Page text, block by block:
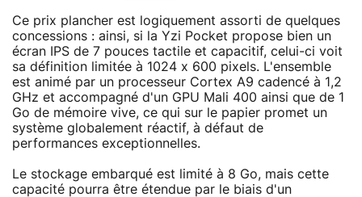
Ce prix plancher est logiquement assorti de quelques
concessions : ainsi, si la Yzi Pocket propose bien un
écran IPS de 7 pouces tactile et capacitif, celui-ci voit
sa définition limitée à 1024 x 600 pixels. L'ensemble
est animé par un processeur Cortex A9 cadencé à 1,2
GHz et accompagné d'un GPU Mali 400 ainsi que de 1
Go de mémoire vive, ce qui sur le papier promet un
système globalement réactif, à défaut de
performances exceptionnelles.
Le stockage embarqué est limité à 8 Go, mais cette
capacité pourra être étendue par le biais d'un